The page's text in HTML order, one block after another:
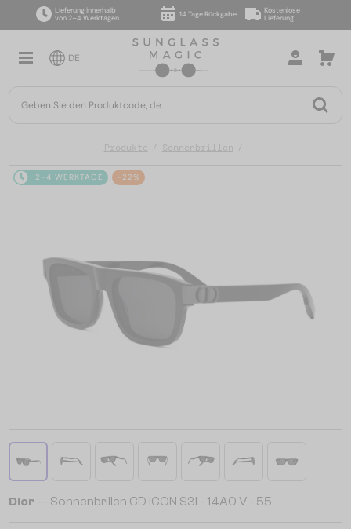
Lieferung innerhalb
von 2–4 Werktagen
14 Tage Rückgabe
Kostenlose
Lieferung
DE
Produkte Sonnenbrillen
2-4 WERKTAGE -22%
Dior — Sonnenbrillen CD ICON S3I - 14A0 V - 55